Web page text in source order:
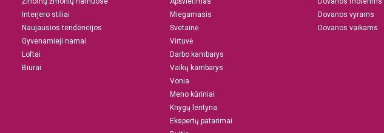
Interjero stiliai
Naujausios tendencijos
Gyvenamieji namai
Loftai
Biurai
Miegamasis
Svetainė
Virtuvė
Darbo kambarys
Vaikų kambarys
Vonia
Meno kūriniai
Knygų lentyna
Ekspertų patarimai
Dovanos vyrams
Dovanos vaikams